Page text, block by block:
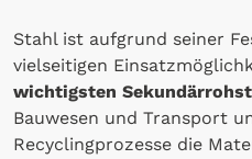
Stahl ist aufgrund seiner
vielseitigen
wichtigsten
Bauwesen und Transport
Recyclingprozesse die